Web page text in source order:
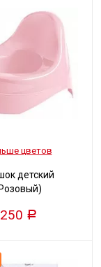
цветов
детский
250 Р